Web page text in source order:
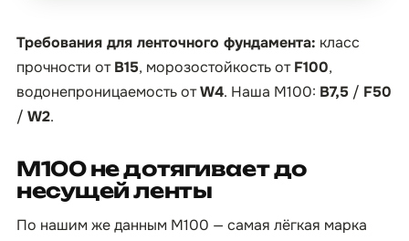
Требования для ленточного фундамента: класс
прочности отB15, морозостойкость отF100,
водонепроницаемость отW4. Наша М100: B7,5 / F50
/ W2.
М100 не дотягивает до
несущей ленты
По нашим же данным М100 — самая лёгкая марка